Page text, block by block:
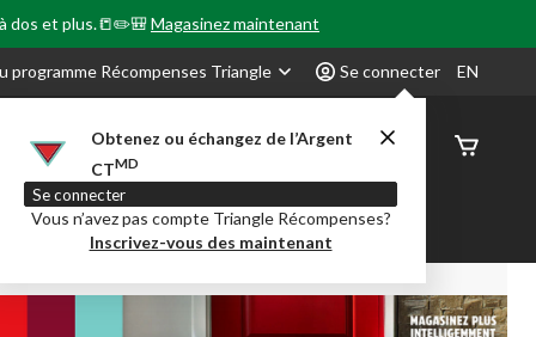
dos et plus.📒✏️🎒Magasinez maintenant
programme Récompenses Triangle Se connecter
Obtenez ou échangez de l’Argent
CTMD
Se connecter
Vous n’avez pas compte Triangle Récompenses?
Inscrivez-vous des maintenant
EN
État de
en Classe Party City Centre-auto